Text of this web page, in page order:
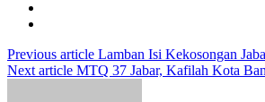
Previous article Lamban Isi Kekosongan
Next article MTQ 37 Jabar, Kafilah Kota